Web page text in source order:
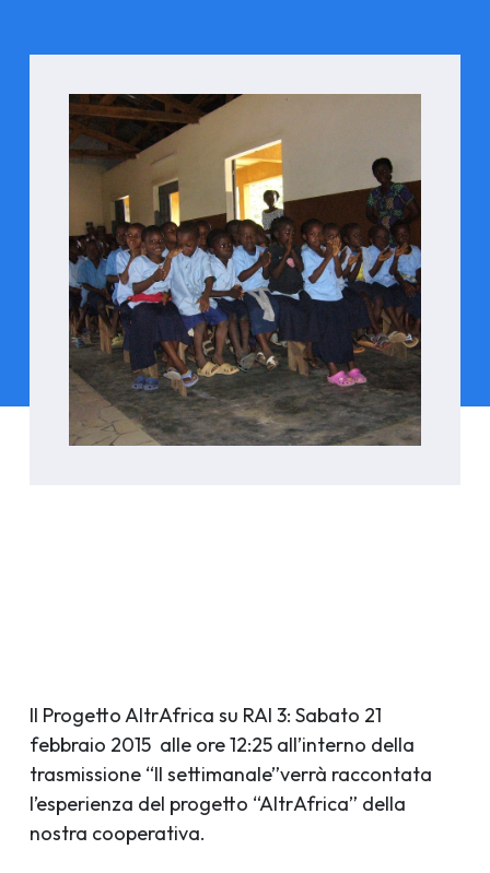
Il Progetto AltrAfrica su RAI 3: Sabato 21
febbraio 2015 alle ore 12:25 all’interno della
trasmissione “Il settimanale”verrà raccontata
l’esperienza del progetto “AltrAfrica” della
nostra cooperativa.